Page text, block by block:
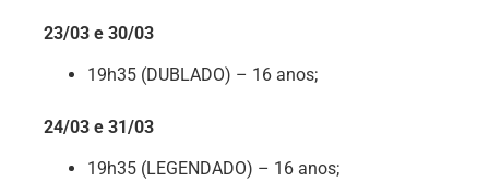
23/03 e 30/03
19h35 (DUBLADO) – 16 anos;
24/03 e 31/03
19h35 (LEGENDADO) – 16 anos;